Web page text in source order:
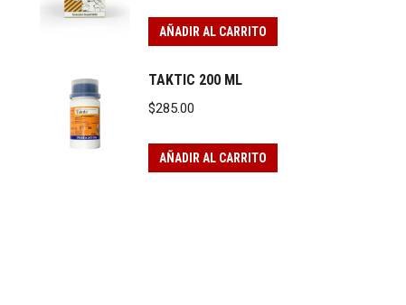
AÑADIR AL CARRITO
TAKTIC 200 ML
$285.00
AÑADIR AL CARRITO